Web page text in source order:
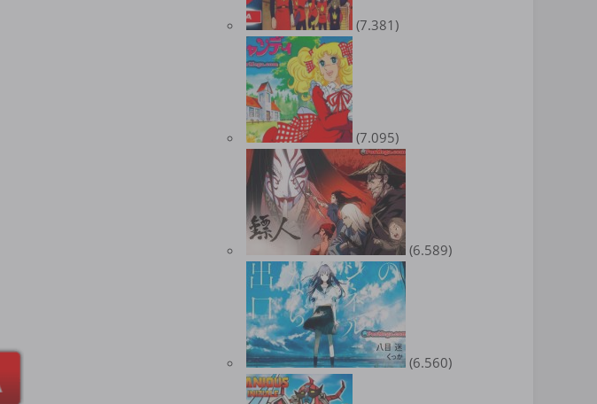
(7.381)
(7.095)
(6.589)
(6.560)